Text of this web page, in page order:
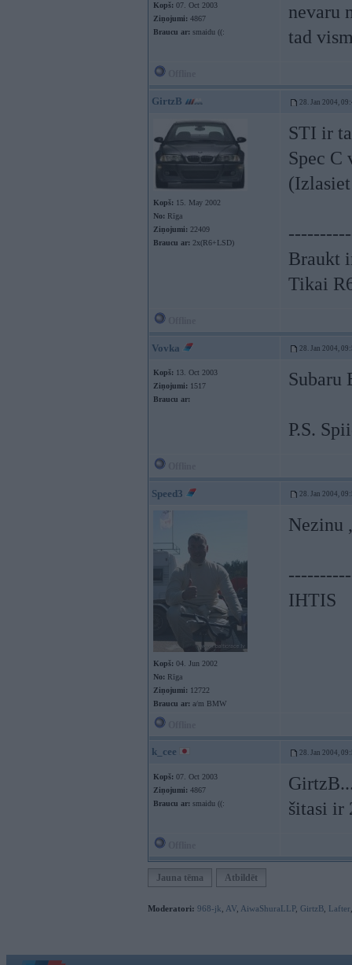
Kopš: 07. Oct 2003
Ziņojumi: 4867
Braucu ar: smaidu ((:
nevaru
tad
GirtzB 28. Jan 2004,
Kopš: 15. May 2002
No: Rīga
Ziņojumi: 22409
Braucu ar: 2x(R6+LSD)
STI ir
Spec C
Braukt
Tikai
Vovka 28. Jan 2004,
Kopš: 13. Oct 2003
Ziņojumi: 1517
Braucu ar:
Subaru
P.S.
Speed3 28. Jan 2004,
Kopš: 04. Jun 2002
No: Rīga
Ziņojumi: 12722
Braucu ar: a/m BMW
Nezinu
IHTIS
k_cee 28. Jan 2004,
Kopš: 07. Oct 2003
Ziņojumi: 4867
Braucu ar: smaidu ((:
šitasi ir
Jauna tēma Atbildēt
Moderatori: 968-jk AV AiwaShuraLLP, GirtzB Lafter